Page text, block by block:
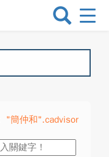
選
換
"簡仲和".cadvisor